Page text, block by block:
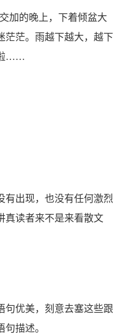
加的晚上，下着倾盆大
茫茫。雨越下越大，越下
啦……
出现，也没有任何激烈
真读者来不是来看散文
优美，刻意去塞这些跟
描述。